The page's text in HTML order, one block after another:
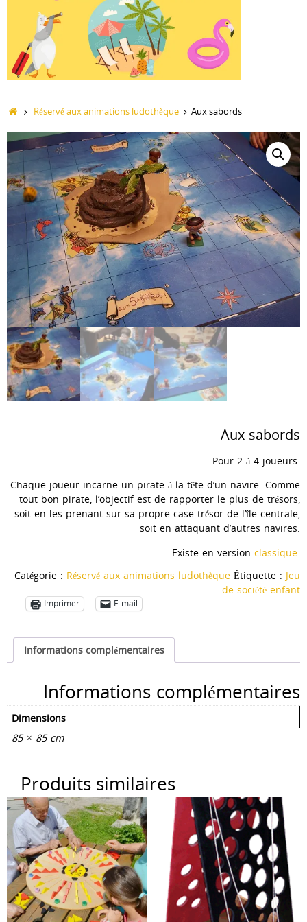
AccueilRéservé aux animations ludothèque Aux sabords
Aux sabords
Pour 2 à 4 joueurs.
Chaque joueur incarne un pirate à la tête d’un navire. Comme
tout bon pirate, l’objectif est de rapporter le plus de trésors,
soit en les prenant sur sa propre case trésor de l’île centrale,
soit en attaquant d’autres navires.
Existe en version classique.
Catégorie : Réservé aux animations ludothèque Étiquette : Jeu
de société enfant
Imprimer E-mail
Informations complémentaires
Informations complémentaires
Dimensions
85 × 85 cm
Produits similaires